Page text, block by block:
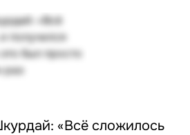
«Всё сложилось